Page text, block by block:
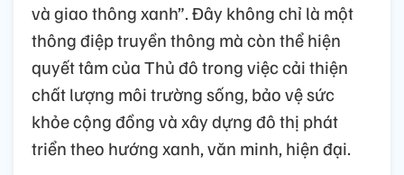
và giao thông xanh”. Đây không chỉ là một
thông điệp truyền thông mà còn thể hiện
quyết tâm của Thủ đô trong việc cải thiện
chất lượng môi trường sống, bảo vệ sức
khỏe cộng đồng và xây dựng đô thị phát
triển theo hướng xanh, văn minh, hiện đại.